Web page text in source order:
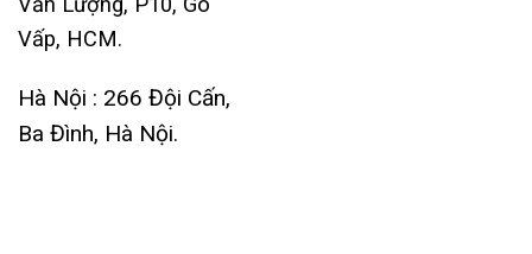
Vấp, HCM.
Hà Nội : 266 Đội Cấn,
Ba Đình, Hà Nội.